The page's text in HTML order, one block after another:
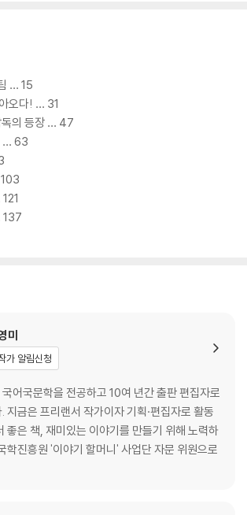
… 15
오다! … 31
독의 등장 … 47
… 63
137
미
가 알림신청
어국문학을 전공하고 10여 년간 출판 편집자로
지금은 프리랜서 작가이자 기획·편집자로 활동
좋은 책, 재미있는 이야기를 만들기 위해 노력하
학진흥원 '이야기 할머니' 사업단 자문 위원으로